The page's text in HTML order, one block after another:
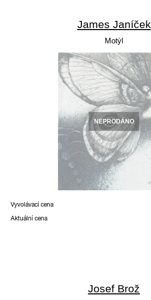
James Janíček
Motýl
NEPRODÁNO
Vyvolávací cena
Aktuální cena
Josef Brož